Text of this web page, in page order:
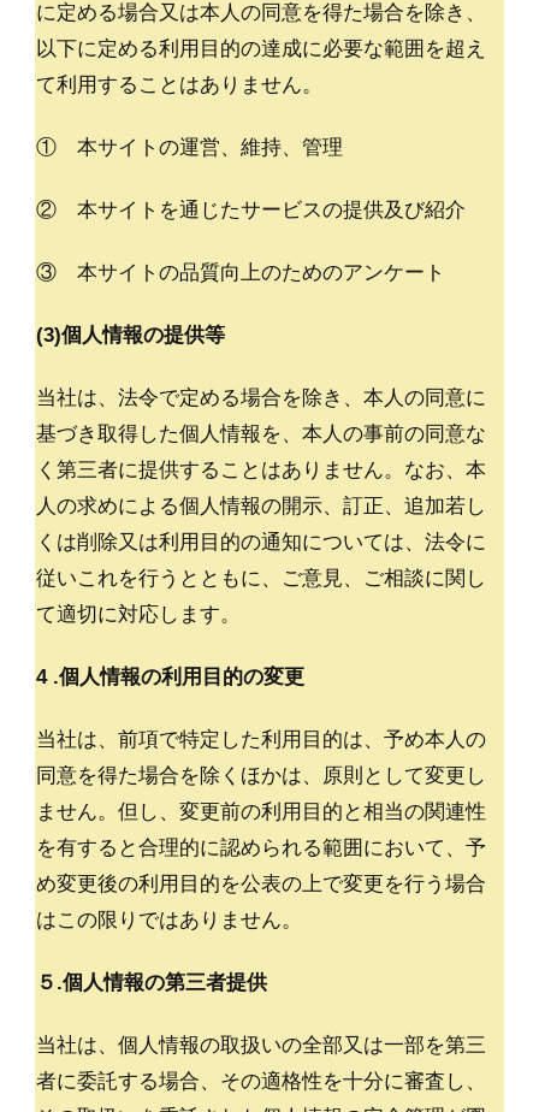
に定める場合又は本人の同意を得た場合を除き、
以下に定める利用目的の達成に必要な範囲を超え
て利用することはありません。
① 本サイトの運営、維持、管理
② 本サイトを通じたサービスの提供及び紹介
③ 本サイトの品質向上のためのアンケート
(3)個人情報の提供等
当社は、法令で定める場合を除き、本人の同意に
基づき取得した個人情報を、本人の事前の同意な
く第三者に提供することはありません。なお、本
人の求めによる個人情報の開示、訂正、追加若し
くは削除又は利用目的の通知については、法令に
従いこれを行うとともに、ご意見、ご相談に関し
て適切に対応します。
4 .個人情報の利用目的の変更
当社は、前項で特定した利用目的は、予め本人の
同意を得た場合を除くほかは、原則として変更し
ません。但し、変更前の利用目的と相当の関連性
を有すると合理的に認められる範囲において、予
め変更後の利用目的を公表の上で変更を行う場合
はこの限りではありません。
５.個人情報の第三者提供
当社は、個人情報の取扱いの全部又は一部を第三
者に委託する場合、その適格性を十分に審査し、